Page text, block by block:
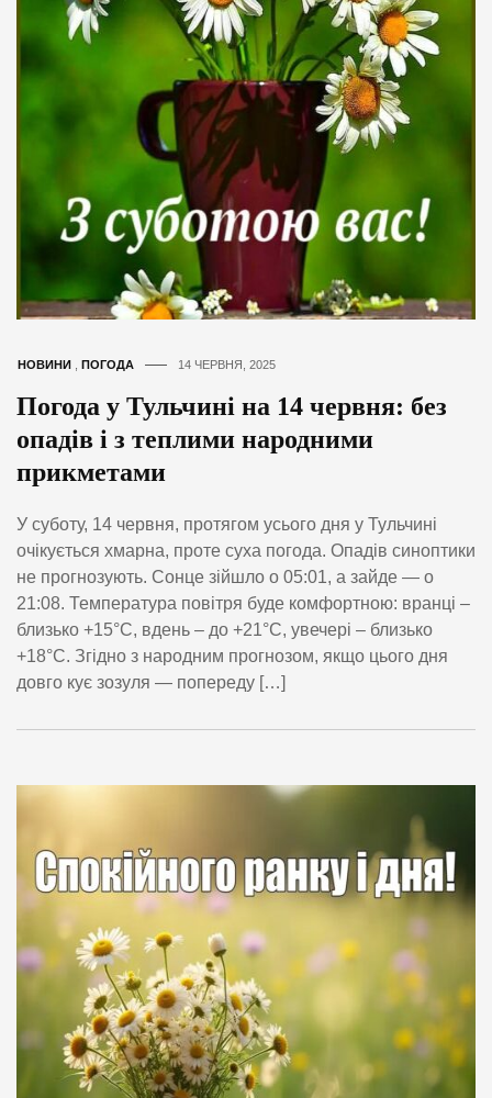
НОВИНИ ПОГОДА 14 ЧЕРВНЯ, 2025
Погода у Тульчині на 14 червня: без
опадів і з теплими народними
прикметами
У суботу, 14 червня, протягом усього дня у Тульчині
очікується хмарна, проте суха погода. Опадів синоптики
не прогнозують. Сонце зійшло о 05:01, а зайде — о
21:08. Температура повітря буде комфортною: вранці –
близько +15°С, вдень – до +21°С, увечері – близько
+18°С. Згідно з народним прогнозом, якщо цього дня
довго кує зозуля — попереду […]